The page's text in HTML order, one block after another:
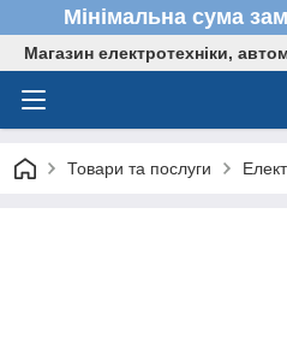
Мінімальна сума
Магазин електротехніки,
Товари та послуги